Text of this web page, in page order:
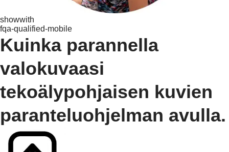
showwith
fqa-qualified-mobile
Kuinka parannella
valokuvaasi
tekoälypohjaisen kuvien
paranteluohjelman avulla.